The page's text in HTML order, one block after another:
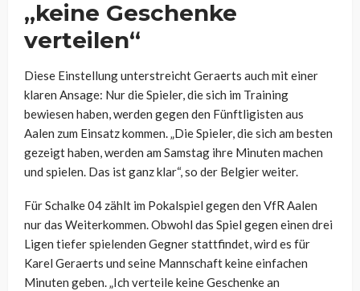
„keine Geschenke
verteilen“
Diese Einstellung unterstreicht Geraerts auch mit einer
klaren Ansage: Nur die Spieler, die sich im Training
bewiesen haben, werden gegen den Fünftligisten aus
Aalen zum Einsatz kommen. „Die Spieler, die sich am besten
gezeigt haben, werden am Samstag ihre Minuten machen
und spielen. Das ist ganz klar“, so der Belgier weiter.
Für Schalke 04 zählt im Pokalspiel gegen den VfR Aalen
nur das Weiterkommen. Obwohl das Spiel gegen einen drei
Ligen tiefer spielenden Gegner stattfindet, wird es für
Karel Geraerts und seine Mannschaft keine einfachen
Minuten geben. „Ich verteile keine Geschenke an